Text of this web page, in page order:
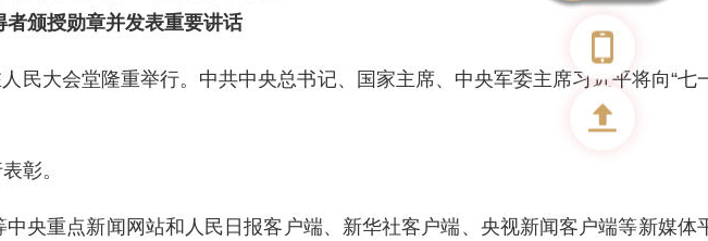
者颁授勋章并发表重要讲话
大会堂隆重举行。中共中央总书记、国家主席、中央军委主席习近平将向“七
彰。
央重点新闻网站和人民日报客户端、新华社客户端、央视新闻客户端等新媒体